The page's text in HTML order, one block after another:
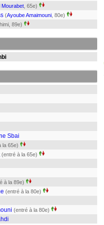
Mourabet , 65e)
(Ayoube Amaimouni , 80e)
89e)
Sbai
la 65e)
(entré à la 65e)
à la 89e)
(entré à la 80e)
(entré à la 80e)